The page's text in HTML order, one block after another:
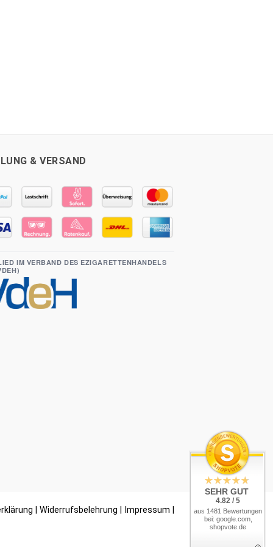
& VERSAND
IM VERBAND DES EZIGARETTENHANDELS
Widerrufsbelehrung Impressum
SEHR GUT
4.82 / 5
aus 1481 Bewertungen
bei: google.com,
shopvote.de